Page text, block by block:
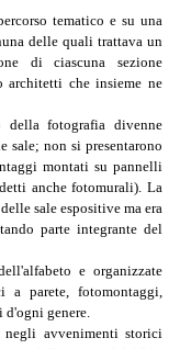
tematico e su una
delle quali trattava un
di ciascuna sezione
che insieme ne
della fotografia divenne
sale; non si presentarono
montati su pannelli
anche fotomurali). La
sale espositive ma era
parte integrante del
e organizzate
a parete, fotomontaggi,
d'ogni genere.
avvenimenti storici